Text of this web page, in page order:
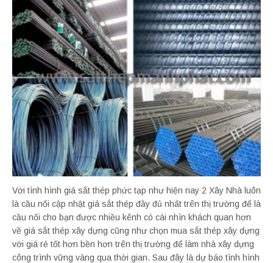
Với tình hình giá sắt thép phức tạp như hiện nay 2 Xây Nhà luôn
là cầu nối cập nhật giá sắt thép đầy đủ nhất trên thị trường để là
cầu nối cho bạn được nhiều kênh có cái nhìn khách quan hơn
về giá sắt thép xây dựng cũng như chọn mua sắt thép xây dựng
với giá rẻ tốt hơn bền hơn trên thị trường để làm nhà xây dựng
công trình vững vàng qua thời gian. Sau đây là dự báo tình hình